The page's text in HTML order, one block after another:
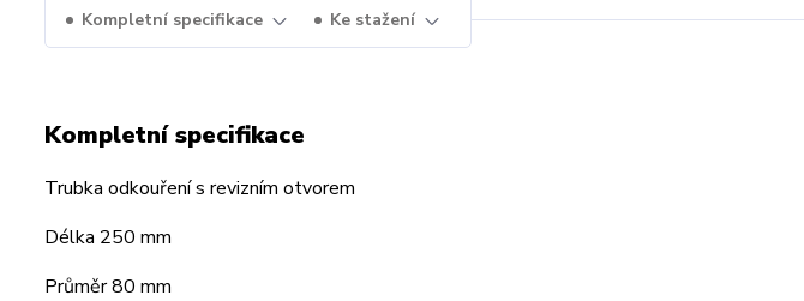
Kompletní specifikace Ke stažení
Kompletní specifikace
Trubka odkouření s revizním otvorem
Délka 250 mm
Průměr 80 mm